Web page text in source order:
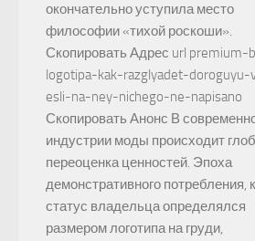
окончательно уступила место
философии «тихой роскоши».
Скопировать Адрес url premium-
logotipa-kak-razglyadet-doroguyu-
esli-na-ney-nichego-ne-napisano
Скопировать Анонс В
индустрии моды происходит
переоценка ценностей. Эпоха
демонстративного потребления,
статус владельца определялся
размером логотипа на груди,